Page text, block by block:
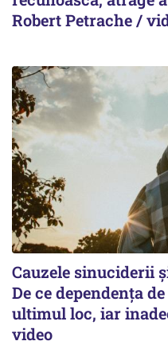
Robert Petrache /
Cauzele sinuciderii
De ce dependența
ultimul loc, iar
video